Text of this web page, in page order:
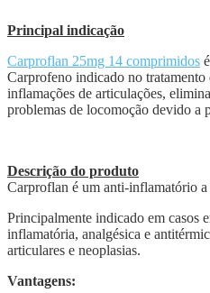
Principal indicação
Carproflan 25mg 14 comprimidos
Carprofeno indicado no tratamento
inflamações de articulações,
problemas de locomoção devido a
Descrição do produto
Carproflan é um anti-inflamatório a
Principalmente indicado em casos
inflamatória, analgésica e
articulares e neoplasias.
Vantagens: